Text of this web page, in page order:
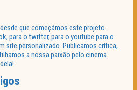
que começámos este projeto.
para o twitter, para o youtube para o
site personalizado. Publicamos crítica,
a nossa paixão pelo cinema.